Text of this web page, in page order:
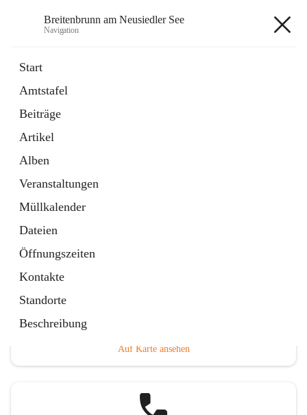
Breitenbrunn am Neusiedler See
Navigation
Start
Amtstafel
Beiträge
Artikel
Alben
Veranstaltungen
Müllkalender
Dateien
Öffnungszeiten
Kontakte
Standorte
Beschreibung
18 Schnellzugriffe
Gemeindeservice
Auf Karte ansehen